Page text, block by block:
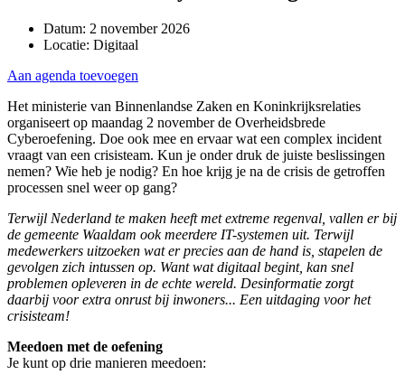
Datum: 2 november 2026
Locatie: Digitaal
Aan agenda toevoegen
Het ministerie van Binnenlandse Zaken en Koninkrijksrelaties
organiseert op maandag 2 november de Overheidsbrede
Cyberoefening. Doe ook mee en ervaar wat een complex incident
vraagt van een crisisteam. Kun je onder druk de juiste beslissingen
nemen? Wie heb je nodig? En hoe krijg je na de crisis de getroffen
processen snel weer op gang?
Terwijl Nederland te maken heeft met extreme regenval, vallen er bij
de gemeente Waaldam ook meerdere IT-systemen uit. Terwijl
medewerkers uitzoeken wat er precies aan de hand is, stapelen de
gevolgen zich intussen op. Want wat digitaal begint, kan snel
problemen opleveren in de echte wereld. Desinformatie zorgt
daarbij voor extra onrust bij inwoners... Een uitdaging voor het
crisisteam!
Meedoen met de oefening
Je kunt op drie manieren meedoen: